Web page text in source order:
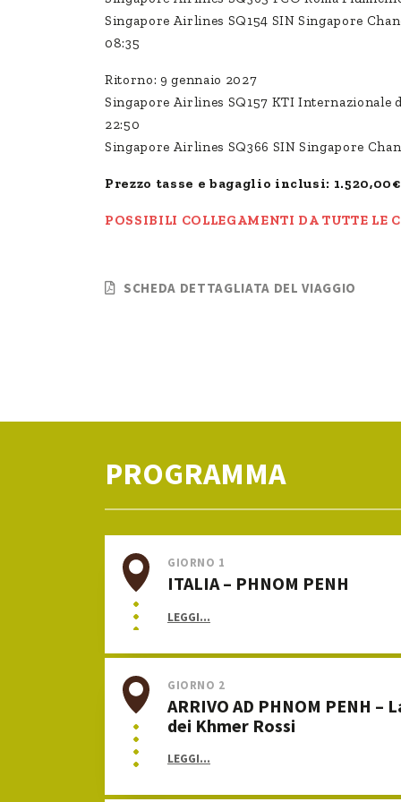
Singapore Airlines SQ154 SIN Singapore
08:35
Ritorno: 9 gennaio 2027
Singapore Airlines SQ157 KTI Internazionale
22:50
Singapore Airlines SQ366 SIN Singapore
Prezzo tasse e bagaglio inclusi: 1.520,00€
POSSIBILI COLLEGAMENTI DA TUTTE LE
SCHEDA DETTAGLIATA DEL VIAGGIO
PROGRAMMA
GIORNO 1
ITALIA – PHNOM PENH
LEGGI...
GIORNO 2
ARRIVO AD PHNOM PENH
dei Khmer Rossi
LEGGI...